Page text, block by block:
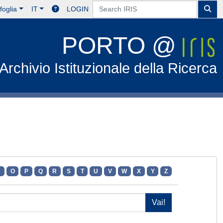
IT LOGIN
PORTO @
Istituzionale della Ricerca
O P Q R S T U V W X Y Z